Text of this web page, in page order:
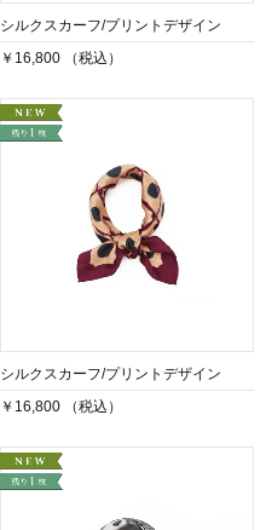
シルクスカーフ/プリントデザイン
￥16,800 （税込）
シルクスカーフ/プリントデザイン
￥16,800 （税込）